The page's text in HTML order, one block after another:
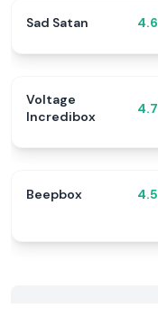
Sad Satan 4.6
Voltage
Incredibox
4.7
Beepbox 4.5